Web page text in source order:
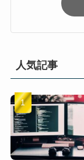
人気記事